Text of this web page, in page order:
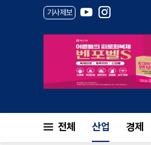
기사제보
전체 산업 경제